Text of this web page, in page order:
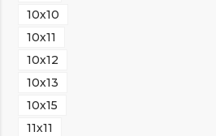
10х10
10х11
10х12
10х13
10х15
11х11